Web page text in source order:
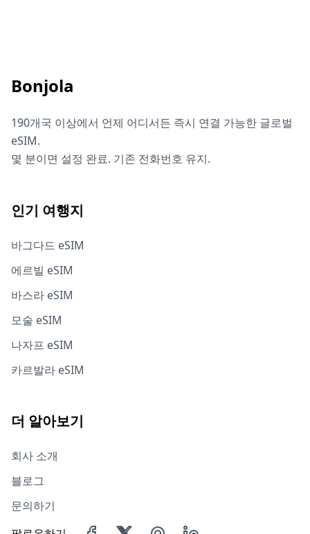
Bonjola
190개국 이상에서 언제 어디서든 즉시 연결 가능한 글로벌
eSIM.
몇 분이면 설정 완료. 기존 전화번호 유지.
인기 여행지
바그다드 eSIM
에르빌 eSIM
바스라 eSIM
모술 eSIM
나자프 eSIM
카르발라 eSIM
더 알아보기
회사 소개
블로그
문의하기